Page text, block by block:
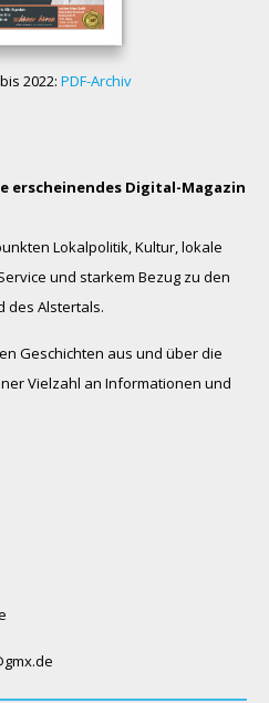
2022: PDF-Archiv
erscheinendes Digital-Magazin
Lokalpolitik, Kultur, lokale
und starkem Bezug zu den
des Alstertals.
Geschichten aus und über die
Vielzahl an Informationen und